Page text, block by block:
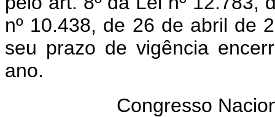
nº 10.438, de 26 de abril de
seu prazo de vigência
ano.
Congresso